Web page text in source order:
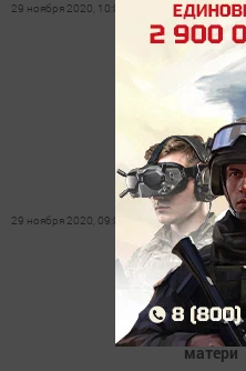
29 ноября 2020, 10:02
Свежий
29 ноября 2020, 09:01
Ринат
матери